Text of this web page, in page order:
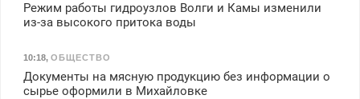
Режим работы гидроузлов Волги и Камы изменили
из-за высокого притока воды
10:18, ОБЩЕСТВО
Документы на мясную продукцию без информации о
сырье оформили в Михайловке